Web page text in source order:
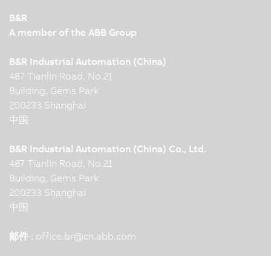
B&R
A member of the ABB Group
B&R Industrial Automation (China)
487 Tianlin Road, No.21
Building, Gems Park
200233 Shanghai
中国
B&R Industrial Automation (China) Co., Ltd.
487 Tianlin Road, No.21
Building, Gems Park
200233 Shanghai
中国
邮件 : office.br@cn.abb.com